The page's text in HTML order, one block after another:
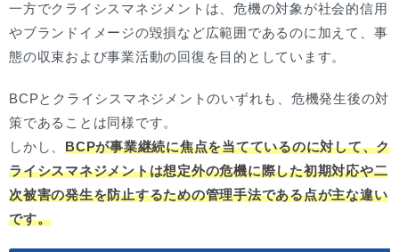
一方でクライシスマネジメントは、危機の対象が社会的信用
やブランドイメージの毀損など広範囲であるのに加えて、事
態の収束および事業活動の回復を目的としています。
BCPとクライシスマネジメントのいずれも、危機発生後の対
策であることは同様です。
しかし、 BCPが事業継続に焦点を当てているのに対して、ク
ライシスマネジメントは想定外の危機に際した初期対応や二
次被害の発生を防止するための管理手法である点が主な違い
です。